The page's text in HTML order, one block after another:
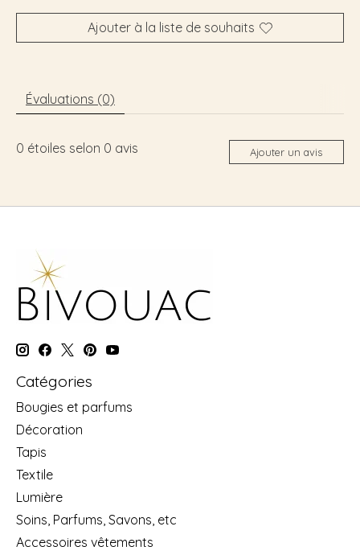
Ajouter à la liste de souhaits
Évaluations (0)
0 étoiles selon 0 avis Ajouter un avis
Catégories
Bougies et parfums
Décoration
Tapis
Textile
Lumière
Soins, Parfums, Savons, etc
Accessoires vêtements